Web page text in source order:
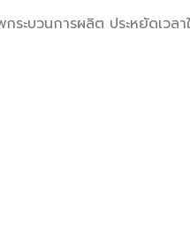
บวนการผลิต ประหยัดเวลา